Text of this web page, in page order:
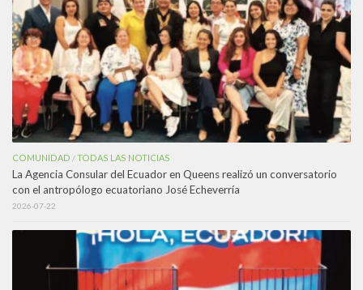
COMUNIDAD /TODAS LAS NOTICIAS
La Agencia Consular del Ecuador en Queens realizó un conversatorio
con el antropólogo ecuatoriano José Echeverría
2026-07-22